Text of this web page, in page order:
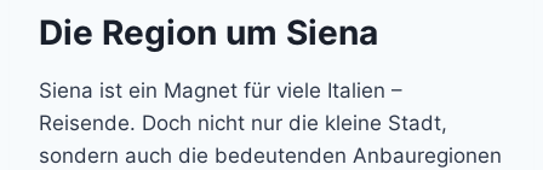
Die Region um Siena
Siena ist ein Magnet für viele Italien –
Reisende. Doch nicht nur die kleine Stadt,
sondern auch die bedeutenden Anbauregionen